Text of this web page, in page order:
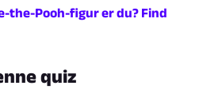
the-Pooh-figur er du? Find
quiz